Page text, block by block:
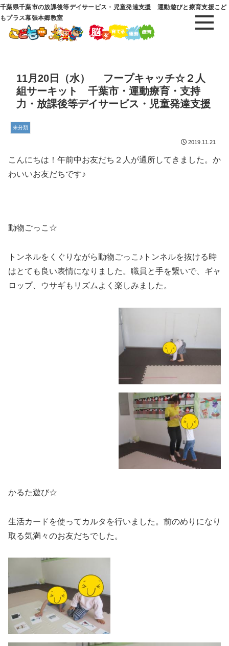
千葉県千葉市の放課後等デイサービス・児童発達支援 運動遊びと療育支援こど
もプラス幕張本郷教室
11月20日（水） フープキャッチ☆２人
組サーキット 千葉市・運動療育・支持
力・放課後等デイサービス・児童発達支援
未分類
2019.11.21
こんにちは！午前中お友だち２人が通所してきました。か
わいいお友だちです♪
動物ごっこ☆
トンネルをくぐりながら動物ごっこ♪トンネルを抜ける時
はとても良い表情になりました。職員と手を繋いで、ギャ
ロップ、ウサギもリズムよく楽しみました。
かるた遊び☆
生活カードを使ってカルタを行いました。前のめりになり
取る気満々のお友だちでした。